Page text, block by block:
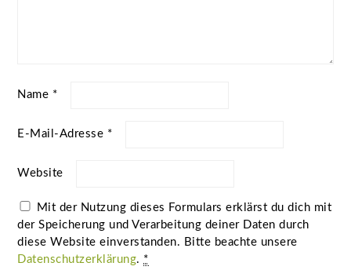
Name *
E-Mail-Adresse *
Website
Mit der Nutzung dieses Formulars erklärst du dich mit
der Speicherung und Verarbeitung deiner Daten durch
diese Website einverstanden. Bitte beachte unsere
Datenschutzerklärung. *